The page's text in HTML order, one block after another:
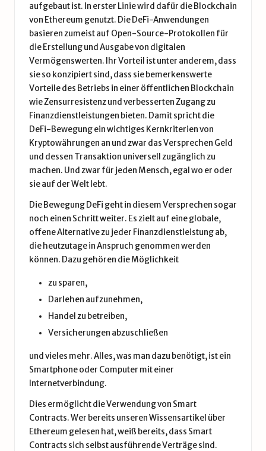
aufgebaut ist. In erster Linie wird dafür die Blockchain
von Ethereum genutzt. Die DeFi-Anwendungen
basieren zumeist auf Open-Source-Protokollen für
die Erstellung und Ausgabe von digitalen
Vermögenswerten. Ihr Vorteil ist unter anderem, dass
sie so konzipiert sind, dass sie bemerkenswerte
Vorteile des Betriebs in einer öffentlichen Blockchain
wie Zensurresistenz und verbesserten Zugang zu
Finanzdienstleistungen bieten. Damit spricht die
DeFi-Bewegung ein wichtiges Kernkriterien von
Kryptowährungen an und zwar das Versprechen Geld
und dessen Transaktion universell zugänglich zu
machen. Und zwar für jeden Mensch, egal wo er oder
sie auf der Welt lebt.
Die Bewegung DeFi geht in diesem Versprechen sogar
noch einen Schritt weiter. Es zielt auf eine globale,
offene Alternative zu jeder Finanzdienstleistung ab,
die heutzutage in Anspruch genommen werden
können. Dazu gehören die Möglichkeit
zu sparen,
Darlehen aufzunehmen,
Handel zu betreiben,
Versicherungen abzuschließen
und vieles mehr. Alles, was man dazu benötigt, ist ein
Smartphone oder Computer mit einer
Internetverbindung.
Dies ermöglicht die Verwendung von Smart
Contracts. Wer bereits unseren Wissensartikel über
Ethereum gelesen hat, weiß bereits, dass Smart
Contracts sich selbst ausführende Verträge sind.